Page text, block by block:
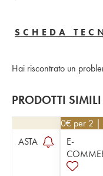
SCHEDA
Hai riscontrato un
PRODOTTI SIMILI
ASTA
76,50€ per 2 |
E-